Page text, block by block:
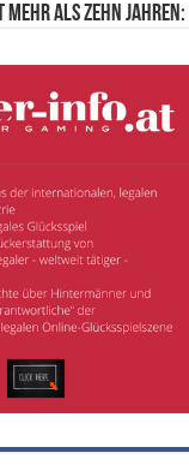
als zehn Jahren: